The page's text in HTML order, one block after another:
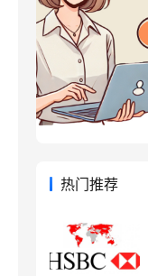
热门推荐